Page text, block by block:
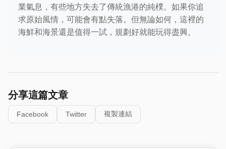
業氣息，有些地方失去了傳統漁港的純樸。如果你追
求原始風情，可能會有點失落。但無論如何，這裡的
海鮮和海景還是值得一試，規劃好就能玩得盡興。
分享這篇文章
Facebook Twitter 複製連結